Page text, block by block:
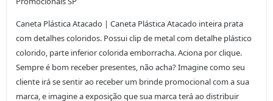
Caneta Plástica Atacado | Caneta Plástica Atacado inteira prata
com detalhes coloridos. Possui clip de metal com detalhe plástico
colorido, parte inferior colorida emborracha. Aciona por clique.
Sempre é bom receber presentes, não acha? Imagine como seu
cliente irá se sentir ao receber um brinde promocional com a sua
marca, e imagine a exposição que sua marca terá ao distribuir